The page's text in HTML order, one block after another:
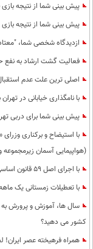
پیش بینی شما از نتیجه
پیش بینی شما از نتیجه بازی
ازدیدگاه شخصی شما،
فعالیت گشت ارشاد به
اصلی ترین علت عدم
با نامگذاری خیابانی در
پیش بینی شما برای دربی
با استیضاح و برکناری
(هواپیمایی آسمان
با اجرای اصل 59 قانون اساسی (برگزاری رفراندوم در امور مهم کشور) موافق هستید؟
با تعطیلات زمستانی یک
سال ها، آموزش و پرورش به
کشور می دهید؟
همراه فرهیخته عصر